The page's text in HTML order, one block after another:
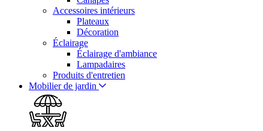
Accessoires intérieurs
Plateaux
Décoration
Éclairage
Éclairage d'ambiance
Lampadaires
Produits d'entretien
Mobilier de jardin